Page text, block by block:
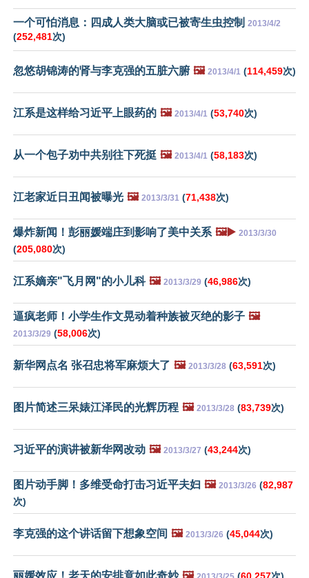
一个可怕消息：四成人类大脑或已被寄生虫控制 2013/4/2
(252,481次)
忽悠胡锦涛的肾与李克强的五脏六腑 🖼️ 2013/4/1 (114,459次)
江系是这样给习近平上眼药的 🖼️ 2013/4/1 (53,740次)
从一个包子劝中共别往下死挺 🖼️ 2013/4/1 (58,183次)
江老家近日丑闻被曝光 🖼️ 2013/3/31 (71,438次)
爆炸新闻！彭丽媛端庄到影响了美中关系 🖼️▶️ 2013/3/30
(205,080次)
江系嫡亲"飞月网"的小儿科 🖼️ 2013/3/29 (46,986次)
逼疯老师！小学生作文晃动着种族被灭绝的影子 🖼️
2013/3/29 (58,006次)
新华网点名 张召忠将军麻烦大了 🖼️ 2013/3/28 (63,591次)
图片简述三呆婊江泽民的光辉历程 🖼️ 2013/3/28 (83,739次)
习近平的演讲被新华网改动 🖼️ 2013/3/27 (43,244次)
图片动手脚！多维受命打击习近平夫妇 🖼️ 2013/3/26 (82,987
次)
李克强的这个讲话留下想象空间 🖼️ 2013/3/26 (45,044次)
丽媛效应！老天的安排竟如此奇妙 🖼️ (60,257次)